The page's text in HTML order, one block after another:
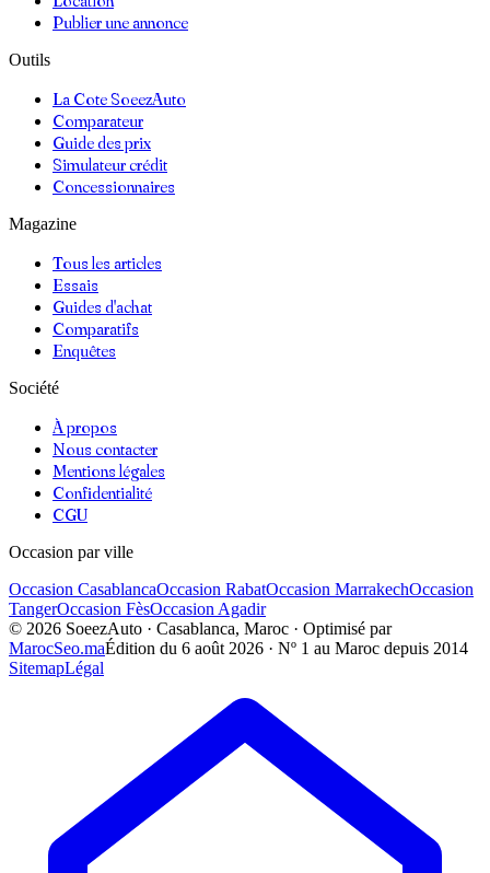
Publier une annonce
Outils
La Cote SoeezAuto
Comparateur
Guide des prix
Simulateur crédit
Concessionnaires
Magazine
Tous les articles
Essais
Guides d'achat
Comparatifs
Enquêtes
Société
À propos
Nous contacter
Mentions légales
Confidentialité
CGU
Occasion par ville
Occasion CasablancaOccasion RabatOccasion MarrakechOccasion
TangerOccasion FèsOccasion Agadir
© 2026 SoeezAuto · Casablanca, Maroc · Optimisé par
MarocSeo.maÉdition du 6 août 2026 · Nº 1 au Maroc depuis 2014
SitemapLégal